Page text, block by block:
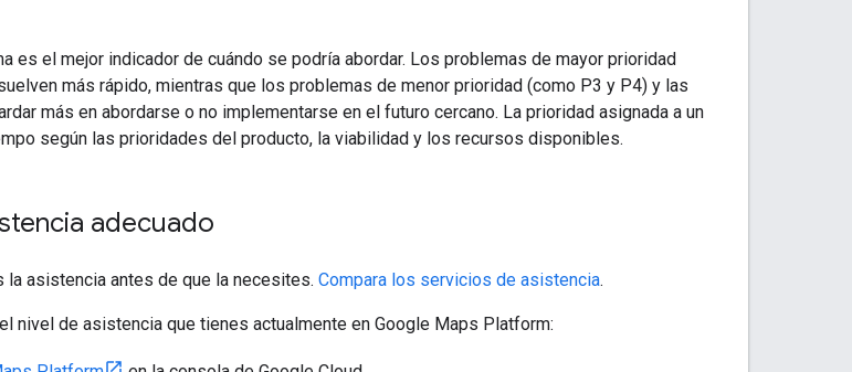
es el mejor indicador de cuándo se podría abordar. Los problemas de mayor prioridad
más rápido, mientras que los problemas de menor prioridad (como P3 y P4) y las
más en abordarse o no implementarse en el futuro cercano. La prioridad asignada a un
según las prioridades del producto, la viabilidad y los recursos disponibles.
adecuado
la asistencia antes de que la necesites. Compara los servicios de asistencia.
nivel de asistencia que tienes actualmente en Google Maps Platform: